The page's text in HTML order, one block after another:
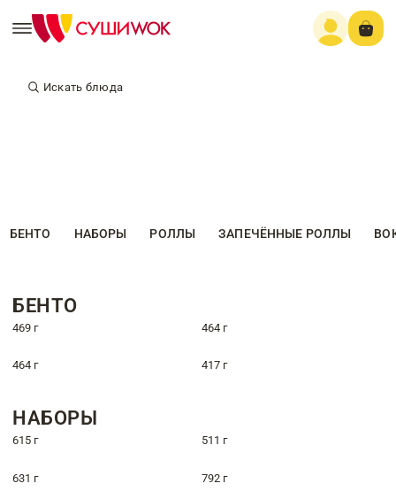
Искать блюда
БЕНТО НАБОРЫ РОЛЛЫ ЗАПЕЧЁННЫЕ РОЛЛЫ
БЕНТО
469 г 464 г
464 г 417 г
НАБОРЫ
615 г 511 г
631 г 792 г